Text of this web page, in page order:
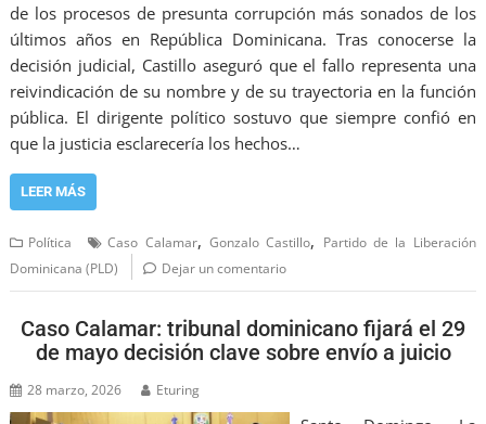
de los procesos de presunta corrupción más sonados de los
últimos años en República Dominicana. Tras conocerse la
decisión judicial, Castillo aseguró que el fallo representa una
reivindicación de su nombre y de su trayectoria en la función
pública. El dirigente político sostuvo que siempre confió en
que la justicia esclarecería los hechos…
LEER MÁS
Política Caso Calamar,Gonzalo Castillo, Partido de la Liberación
Dominicana (PLD)
Dejar un comentario
Caso Calamar: tribunal dominicano fijará el 29
de mayo decisión clave sobre envío a juicio
28 marzo, 2026 Eturing